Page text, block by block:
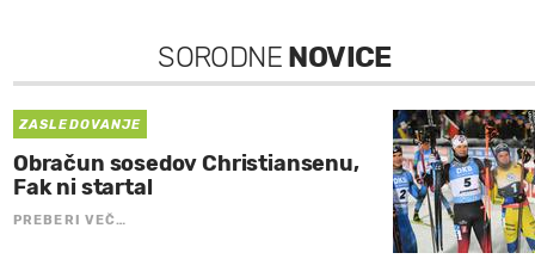
SORODNE NOVICE
ZASLEDOVANJE
Obračun sosedov Christiansenu,
Fak ni startal
PREBERI VEČ…